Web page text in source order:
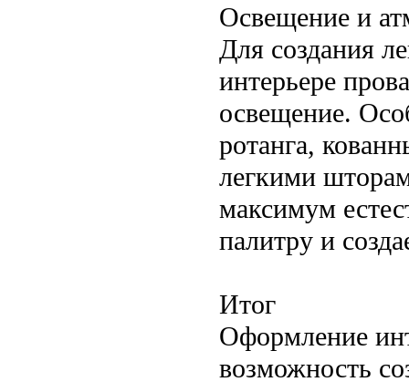
Освещение и
Для создания
интерьере
освещение.
ротанга,
легкими
максимум
палитру и
Итог
Оформление
возможность